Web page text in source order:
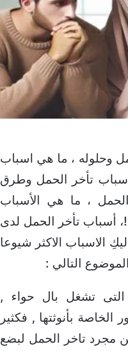
وحلوله ، ما هي اسباب
تأخر الحمل وطرق
، ما هي الأسباب
أسباب تأخر الحمل لدى
الاسباب الاكثر شيوعا
التالي :
تشغل بال حواء ,
بأنوثتها , فكثير
مجرد تاخر الحمل لبضع